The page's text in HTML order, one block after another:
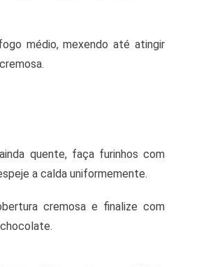
médio, mexendo até atingir
quente, faça furinhos com
a calda uniformemente.
cremosa e finalize com